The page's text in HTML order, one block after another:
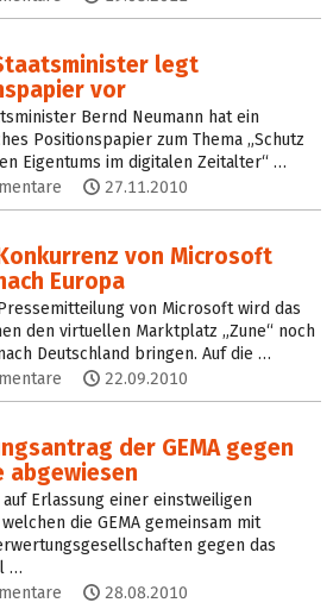
legt
vor
Bernd Neumann hat ein
Positionspapier zum Thema „Schutz
Eigentums im digitalen Zeitalter“ …
27.11.2010
von Microsoft
Europa
von Microsoft wird das
den virtuellen Marktplatz „Zune“ noch
Deutschland bringen. Auf die …
22.09.2010
der GEMA gegen
abgewiesen
Erlassung einer einstweiligen
die GEMA gemeinsam mit
gegen das
…
28.08.2010